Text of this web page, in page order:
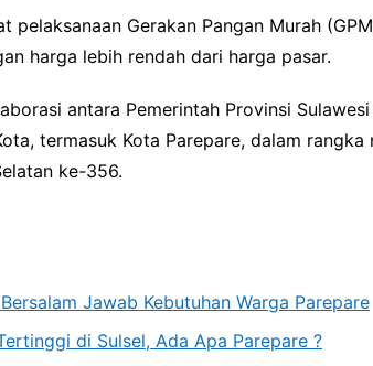
pelaksanaan Gerakan Pangan Murah
harga lebih rendah dari harga pasar.
antara Pemerintah Provinsi
termasuk Kota Parepare, dalam
ke-356.
Jawab Kebutuhan Warga Parepare
di Sulsel, Ada Apa Parepare ?